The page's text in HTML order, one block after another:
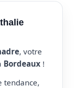
, votre
Bordeaux !
tendance,